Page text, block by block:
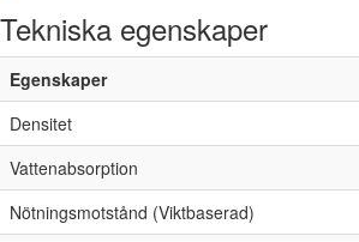
Tekniska egenskaper
Egenskaper
Densitet
Vattenabsorption
Nötningsmotstånd (Viktbaserad)